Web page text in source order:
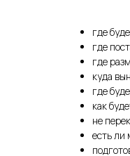
где
где
где
куда
где
как
не
есть ли